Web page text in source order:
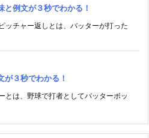
と例文が３秒でわかる！
ッチャー返しとは、バッターが打った
が３秒でわかる！
とは、野球で打者としてバッターボッ